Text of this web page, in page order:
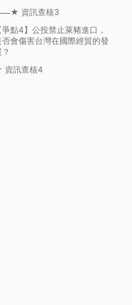
★ 資訊查核3
爭點4】公投禁止萊豬進口，
否會傷害台灣在國際經貿的發
訊查核4